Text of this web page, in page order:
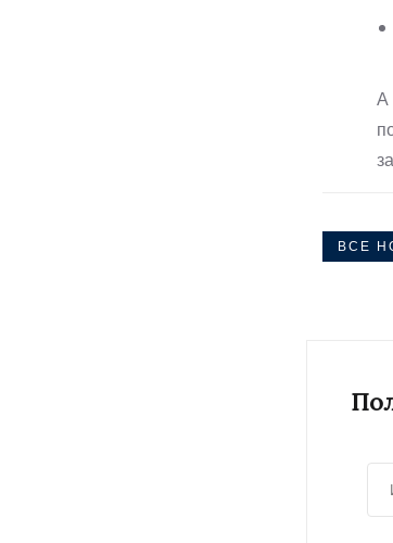
А
ВСЕ